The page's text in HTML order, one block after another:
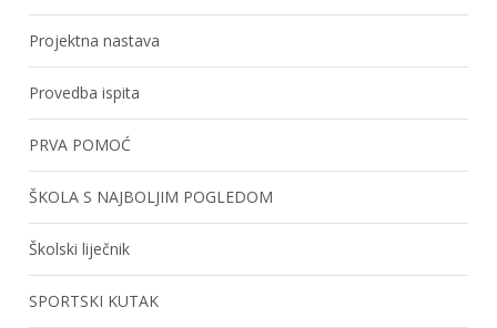
Projektna nastava
Provedba ispita
PRVA POMOĆ
ŠKOLA S NAJBOLJIM POGLEDOM
Školski liječnik
SPORTSKI KUTAK